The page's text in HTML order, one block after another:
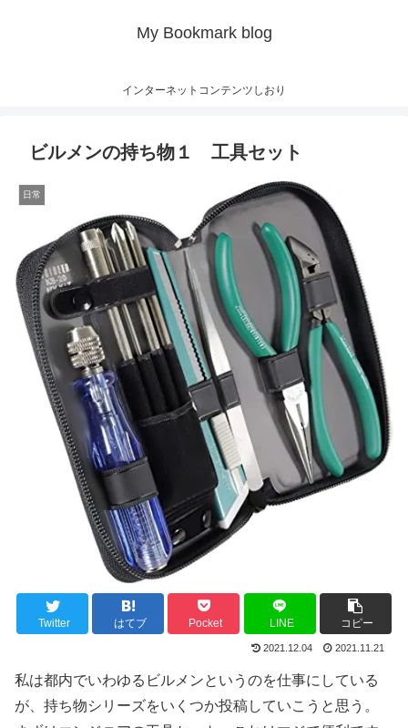
My Bookmark blog
インターネットコンテンツしおり
ビルメンの持ち物１ 工具セット
日常
Twitter はてブ Pocket LINE コピー
2021.12.04 2021.11.21
私は都内でいわゆるビルメンというのを仕事にしている
が、持ち物シリーズをいくつか投稿していこうと思う。